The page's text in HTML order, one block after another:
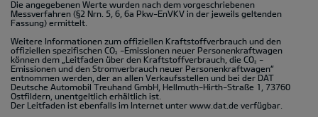
Die angegebenen Werte wurden nach dem vorgeschriebenen
Messverfahren (§2 Nrn. 5, 6, 6a Pkw-EnVKV in der jeweils geltenden
Fassung) ermittelt.
Weitere Informationen zum offiziellen Kraftstoffverbrauch und den
offiziellen spezifischen CO2
-Emissionen neuer Personenkraftwagen
können dem „Leitfaden über den Kraftstoffverbrauch, die CO2
-
Emissionen und den Stromverbrauch neuer Personenkraftwagen“
entnommen werden, der an allen Verkaufsstellen und bei der DAT
Deutsche Automobil Treuhand GmbH, Hellmuth-Hirth-Straße 1, 73760
Ostfildern, unentgeltlich erhältlich ist.
Der Leitfaden ist ebenfalls im Internet unter www.dat.de verfügbar.